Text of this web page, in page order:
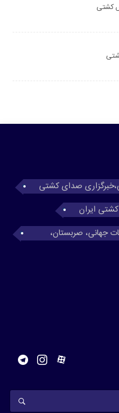
کشتی
صدای کشتی
ایران
جهانی، صربستان،